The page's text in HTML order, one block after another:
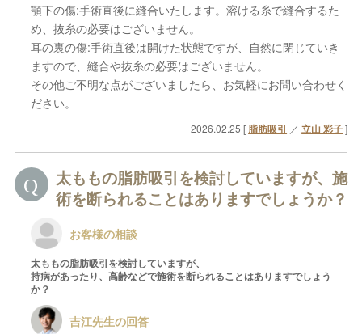
顎下の傷:手術直後に縫合いたします。溶ける糸で縫合するた
め、抜糸の必要はございません。
耳の裏の傷:手術直後は開けた状態ですが、自然に閉じていき
ますので、縫合や抜糸の必要はございません。
その他ご不明な点がございましたら、お気軽にお問い合わせく
ださい。
2026.02.25 [ 脂肪吸引 ／立山 彩子]
太ももの脂肪吸引を検討していますが、施
術を断られることはありますでしょうか？
お客様の相談
太ももの脂肪吸引を検討していますが、
持病があったり、高齢などで施術を断られることはありますでしょう
か？
吉江先生の回答